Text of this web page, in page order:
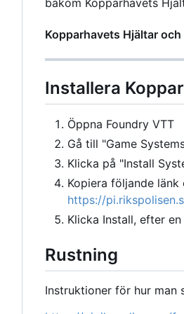
Kopparhavets Hjältar
Installera
Öppna Foundry VTT
Gå till "Game
Klicka på "Install
Kopiera följande
https://
Klicka Install, efter
Rustning
Instruktioner för hur man